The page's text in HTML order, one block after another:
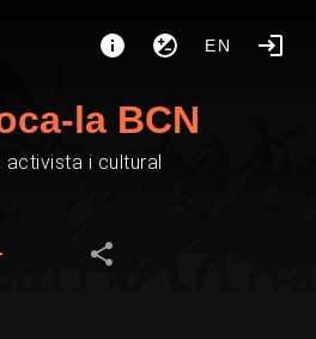
EN
la BCN
activista i cultural